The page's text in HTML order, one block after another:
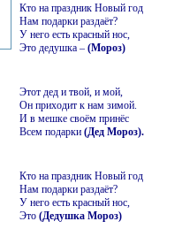
Кто на праздник Новый год
Нам подарки раздаёт?
У него есть красный нос,
Это дедушка – (Мороз)
Этот дед и твой, и мой,
Он приходит к нам зимой.
И в мешке своём принёс
Всем подарки (Дед Мороз).
Кто на праздник Новый год
Нам подарки раздаёт?
У него есть красный нос,
Это(Дедушка Мороз)